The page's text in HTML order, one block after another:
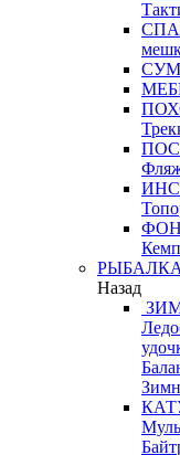
РЫБАЛКА
Назад